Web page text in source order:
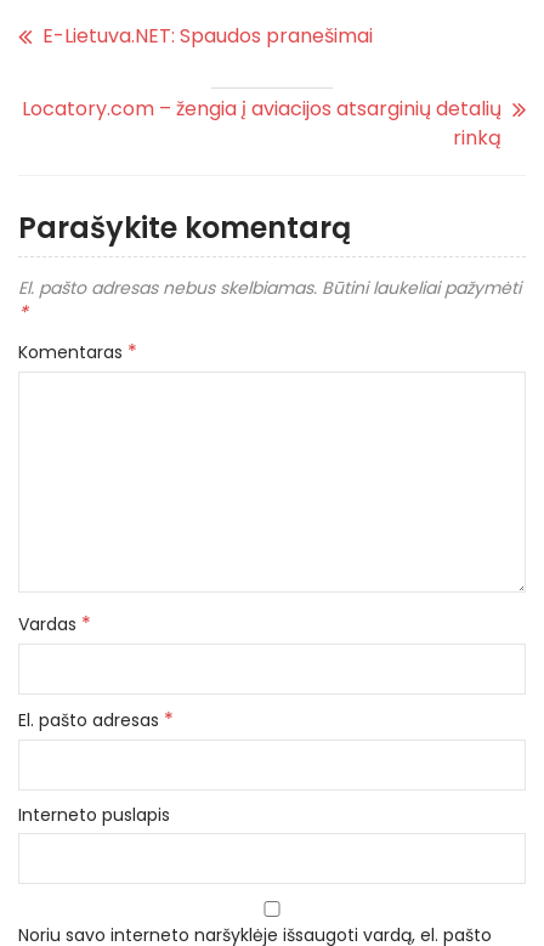
E-Lietuva.NET: Spaudos pranešimai
Locatory.com – žengia į aviacijos atsarginių detalių
rinką
Parašykite komentarą
El. pašto adresas nebus skelbiamas. Būtini laukeliai pažymėti
*
Komentaras *
Vardas *
El. pašto adresas *
Interneto puslapis
Noriu savo interneto naršyklėje išsaugoti vardą, el. pašto